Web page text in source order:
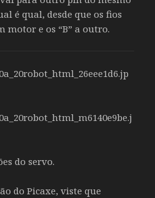
é qual, desde que os fios
motor e os “B” a outro.
do servo.
do Picaxe, viste que